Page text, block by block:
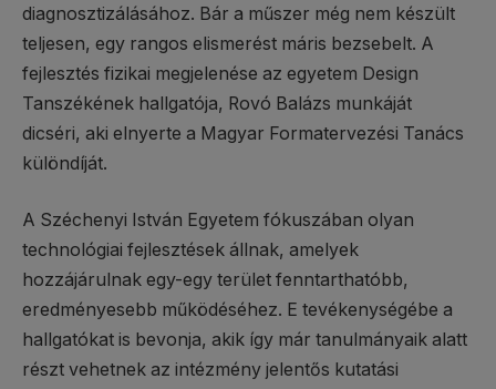
diagnosztizálásához. Bár a műszer még nem készült
teljesen, egy rangos elismerést máris bezsebelt. A
fejlesztés fizikai megjelenése az egyetem Design
Tanszékének hallgatója, Rovó Balázs munkáját
dicséri, aki elnyerte a Magyar Formatervezési Tanács
különdíját.
A Széchenyi István Egyetem fókuszában olyan
technológiai fejlesztések állnak, amelyek
hozzájárulnak egy-egy terület fenntarthatóbb,
eredményesebb működéséhez. E tevékenységébe a
hallgatókat is bevonja, akik így már tanulmányaik alatt
részt vehetnek az intézmény jelentős kutatási